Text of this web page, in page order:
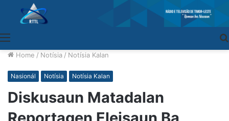
Home / Notísia / Notísia Kalan
Nasionál Notísia Notísia Kalan
Diskusaun Matadalan